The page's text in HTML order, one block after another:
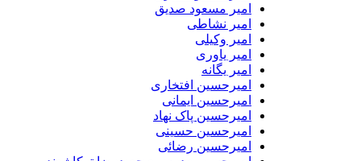
امیر مسعود صدیق
امیر نشاطی
امیر وکیلی
امیر یاوری
امیر یگانه
امیرحسین افتخاری
امیرحسین ایمانی
امیرحسین پاک نهاد
امیرحسین حسینی
امیرحسین رضائی